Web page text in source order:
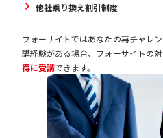
他社乗り換え割引制度
フォーサイトではあなたの再チャレ
講経験がある場合、フォーサイトの
得に受講できます。